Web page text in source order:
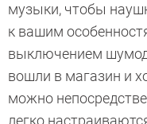
музыки, чтобы
к вашим
выключением
вошли в магазин и
можно
легко